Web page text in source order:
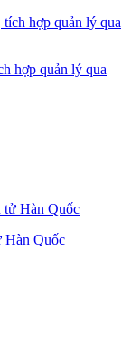
hợp quản lý qua
Hàn Quốc